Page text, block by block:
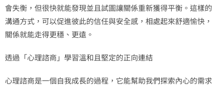
會失衡，但很快就能發現並且試圖讓關係重新獲得平衡。這樣的
溝通方式，可以促進彼此的信任與安全感，相處起來舒適愉快，
關係就能走得更穩、更遠。
透過「心理諮商」學習溫和且堅定的正向連結
心理諮商是一個自我成長的過程，它能幫助我們探索內心的需求